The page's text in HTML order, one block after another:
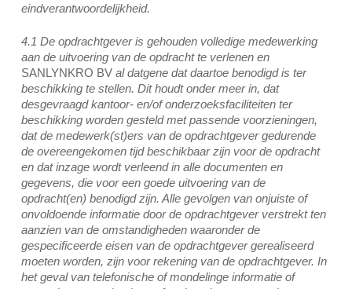
eindverantwoordelijkheid.
4.1 De opdrachtgever is gehouden volledige medewerking
aan de uitvoering van de opdracht te verlenen en
SANLYNKRO BVal datgene dat daartoe benodigd is ter
beschikking te stellen. Dit houdt onder meer in, dat
desgevraagd kantoor- en/of onderzoeksfaciliteiten ter
beschikking worden gesteld met passende voorzieningen,
dat de medewerk(st)ers van de opdrachtgever gedurende
de overeengekomen tijd beschikbaar zijn voor de opdracht
en dat inzage wordt verleend in alle documenten en
gegevens, die voor een goede uitvoering van de
opdracht(en) benodigd zijn. Alle gevolgen van onjuiste of
onvoldoende informatie door de opdrachtgever verstrekt ten
aanzien van de omstandigheden waaronder de
gespecificeerde eisen van de opdrachtgever gerealiseerd
moeten worden, zijn voor rekening van de opdrachtgever. In
het geval van telefonische of mondelinge informatie of